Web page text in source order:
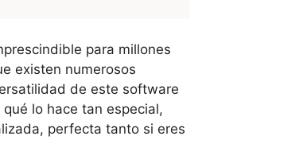
para millones
existen numerosos
de este software
lo hace tan especial,
perfecta tanto si eres